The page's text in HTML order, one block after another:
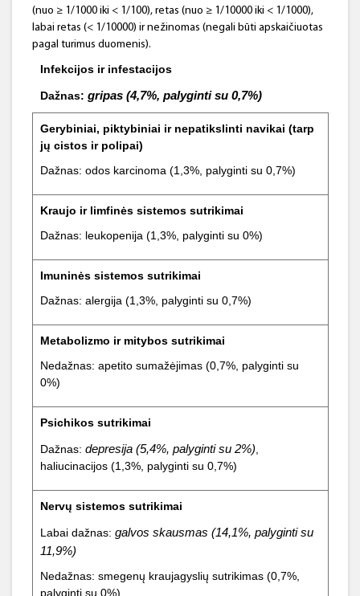
(nuo ≥ 1/1000 iki < 1/100), retas (nuo ≥ 1/10000 iki < 1/1000),
labai retas (< 1/10000) ir nežinomas (negali būti apskaičiuotas
pagal turimus duomenis).
Infekcijos ir infestacijos
Dažnas: gripas (4,7%, palyginti su 0,7%)
Gerybiniai, piktybiniai ir nepatikslinti navikai (tarp
jų cistos ir polipai)
Dažnas: odos karcinoma (1,3%, palyginti su 0,7%)
Kraujo ir limfinės sistemos sutrikimai
Dažnas: leukopenija (1,3%, palyginti su 0%)
Imuninės sistemos sutrikimai
Dažnas: alergija (1,3%, palyginti su 0,7%)
Metabolizmo ir mitybos sutrikimai
Nedažnas: apetito sumažėjimas (0,7%, palyginti su
0%)
Psichikos sutrikimai
Dažnas: depresija (5,4%, palyginti su 2%)
haliucinacijos (1,3%, palyginti su 0,7%)
Nervų sistemos sutrikimai
Labai dažnas: galvos skausmas (14,1%, palyginti su
11,9%)
Nedažnas: smegenų kraujagyslių sutrikimas (0,7%,
palyginti su 0%)